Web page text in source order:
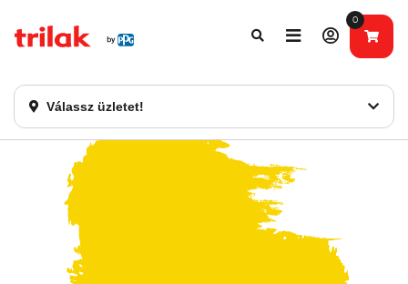
Válassz üzletet!
0
Fontos tájékoztatás!